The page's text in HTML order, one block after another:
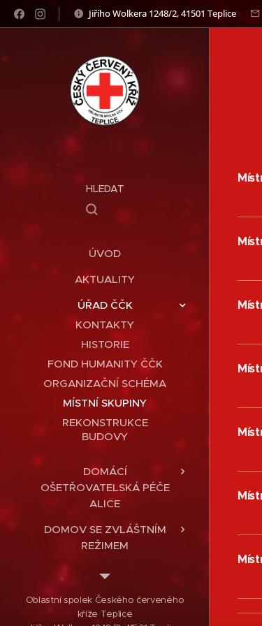
Jiřího Wolkera 1248/2, 41501 Teplice
HLEDAT
ÚVOD
AKTUALITY
ÚŘAD ČČK
KONTAKTY
HISTORIE
FOND HUMANITY ČČK
ORGANIZAČNÍ SCHÉMA
MÍSTNÍ SKUPINY
REKONSTRUKCE
BUDOVY
DOMÁCÍ
OŠETŘOVATELSKÁ PÉČE
ALICE
DOMOV SE ZVLÁŠTNÍM
REŽIMEM
HUMANITÁRNÍ
DOBROVOLNICTVÍ
Oblastní spolek Českého červeného
kříže Teplice